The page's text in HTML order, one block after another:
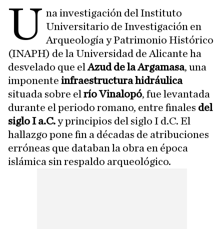
U na investigación del Instituto
Universitario de Investigación en
Arqueología y Patrimonio Histórico
(INAPH) de la Universidad de Alicante ha
desvelado que elAzud de la Argamasa, una
imponente infraestructura hidráulica
situada sobre el río Vinalopó, fue levantada
durante el periodo romano, entre finales del
siglo I a.C.y principios del siglo I d.C. El
hallazgo pone fin a décadas de atribuciones
erróneas que databan la obra en época
islámica sin respaldo arqueológico.